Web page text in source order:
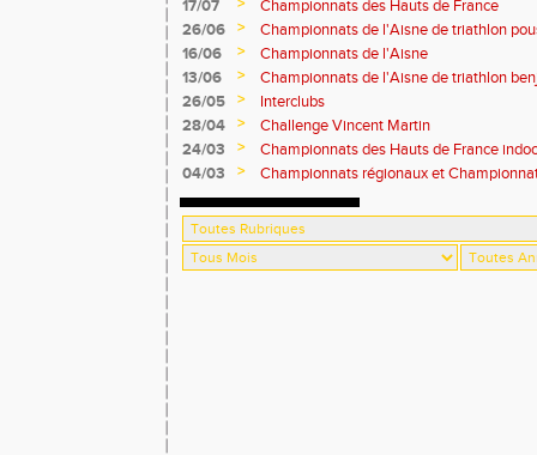
17/07
Championnats des Hauts de France
26/06
>
Championnats de l'Aisne de triathlon
16/06
>
Championnats de l'Aisne
13/06
>
Championnats de l'Aisne de triathlon
26/05
>
Interclubs
28/04
>
Challenge Vincent Martin
24/03
>
Championnats des Hauts de France
04/03
>
Championnats régionaux et